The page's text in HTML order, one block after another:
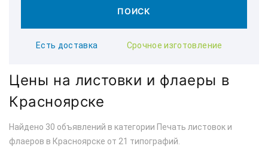
ПОИСК
Есть доставка Срочное изготовление
Цены на листовки и флаеры в
Красноярске
Найдено 30 объявлений в категории Печать листовок и
флаеров в Красноярске от 21 типографий.